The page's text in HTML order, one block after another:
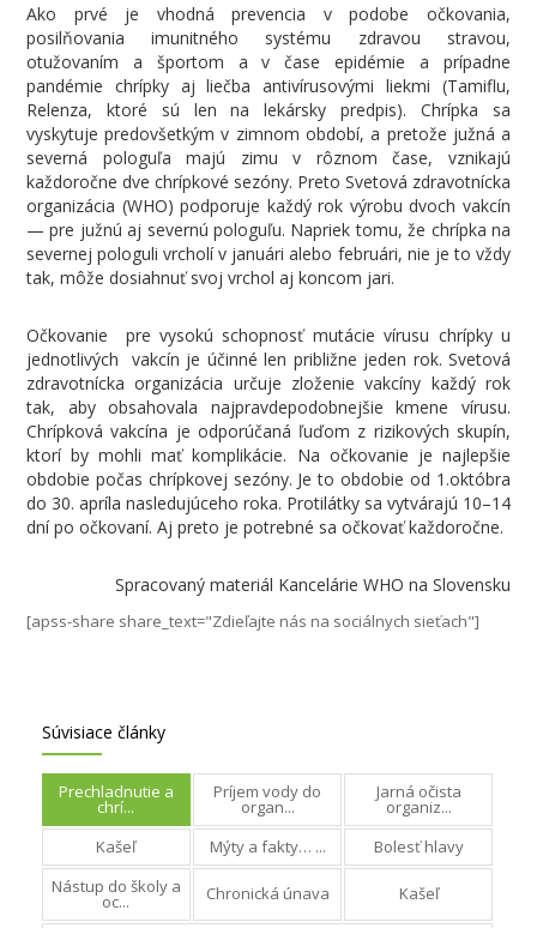
Ako prvé je vhodná prevencia v podobe očkovania,
posilňovania imunitného systému zdravou stravou,
otužovaním a športom a v čase epidémie a prípadne
pandémie chrípky aj liečba antivírusovými liekmi (Tamiflu,
Relenza, ktoré sú len na lekársky predpis). Chrípka sa
vyskytuje predovšetkým v zimnom období, a pretože južná a
severná pologuľa majú zimu v rôznom čase, vznikajú
každoročne dve chrípkové sezóny. Preto Svetová zdravotnícka
organizácia (WHO) podporuje každý rok výrobu dvoch vakcín
— pre južnú aj severnú pologuľu. Napriek tomu, že chrípka na
severnej pologuli vrcholí v januári alebo februári, nie je to vždy
tak, môže dosiahnuť svoj vrchol aj koncom jari.
Očkovanie pre vysokú schopnosť mutácie vírusu chrípky u
jednotlivých vakcín je účinné len približne jeden rok. Svetová
zdravotnícka organizácia určuje zloženie vakcíny každý rok
tak, aby obsahovala najpravdepodobnejšie kmene vírusu.
Chrípková vakcína je odporúčaná ľuďom z rizikových skupín,
ktorí by mohli mať komplikácie. Na očkovanie je najlepšie
obdobie počas chrípkovej sezóny. Je to obdobie od 1.októbra
do 30. apríla nasledujúceho roka. Protilátky sa vytvárajú 10–14
dní po očkovaní. Aj preto je potrebné sa očkovať každoročne.
Spracovaný materiál Kancelárie WHO na Slovensku
[apss-share share_text="Zdieľajte nás na sociálnych sieťach"]
Súvisiace články
Prechladnutie a
chrí...
Príjem vody do
organ...
Jarná očista
organiz...
Kašeľ
Mýty a fakty… ...
Bolesť hlavy
Nástup do školy a
oc... Chronická únava Kašeľ